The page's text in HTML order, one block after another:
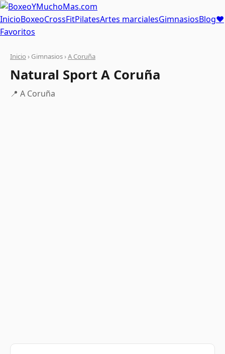
InicioBoxeoCrossFitPilatesArtes marcialesGimnasiosBlog❤
Favoritos
Inicio › Gimnasios ›A Coruña
Natural Sport A Coruña
📍 A Coruña